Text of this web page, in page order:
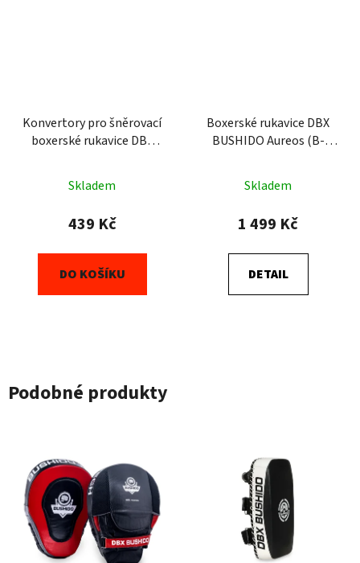
Konvertory pro šněrovací
boxerské rukavice DBX
Skladem
439 Kč
DO KOŠÍKU
Boxerské rukavice DBX
BUSHIDO Aureos (B-
Skladem
1 499 Kč
DETAIL
Podobné produkty